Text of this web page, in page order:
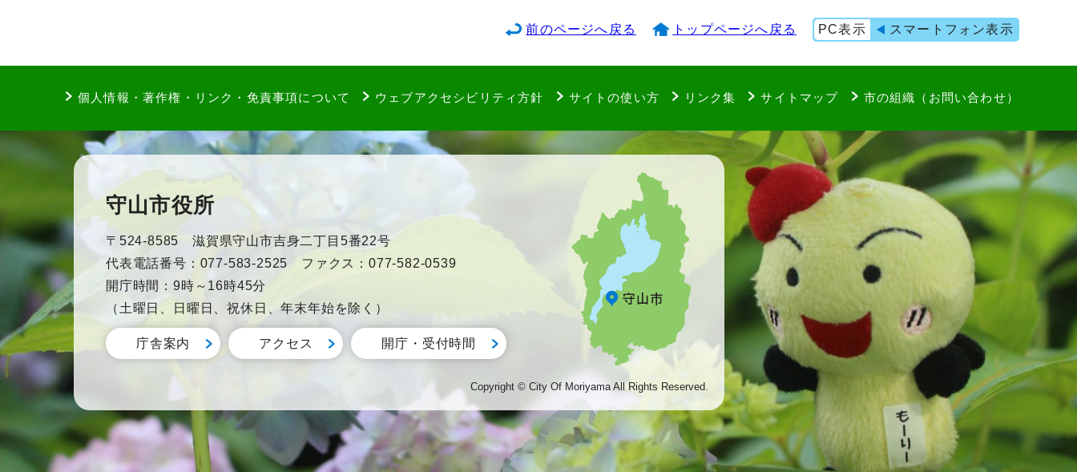
前のページへ戻る トップページへ戻る PC表示 スマートフォン表示
個人情報・著作権・リンク・免責事項について ウェブアクセシビリティ方針 サイトの使い方 リンク集 サイトマップ 市の組織（お問い合わせ）
守山市役所
〒524-8585 滋賀県守山市吉身二丁目5番22号
代表電話番号：077-583-2525 ファクス：077-582-0539
開庁時間：9時～16時45分
（土曜日、日曜日、祝休日、年末年始を除く）
庁舎案内 アクセス 開庁・受付時間
Copyright © City Of Moriyama All Rights Reserved.